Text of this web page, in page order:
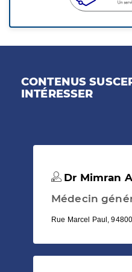
CONTENUS
INTÉRESSER
Dr Mimran
Médecin
Rue Marcel Paul,